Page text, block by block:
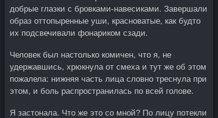
добрые глазки с бровками-навесиками. Завершали
образ оттопыренные уши, красноватые, как будто
их подсвечивали фонариком сзади.
Человек был настолько комичен, что я, не
удержавшись, хрюкнула от смеха и тут же об этом
пожалела: нижняя часть лица словно треснула при
этом, и боль распространилась по всей голове.
Я застонала. Что же это со мной? По лицу потекли